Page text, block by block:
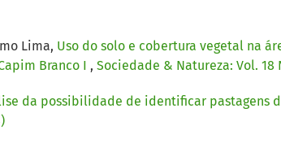
Lima, Uso do solo e cobertura vegetal na
Branco I , Sociedade & Natureza: Vol. 18
da possibilidade de identificar pastagens